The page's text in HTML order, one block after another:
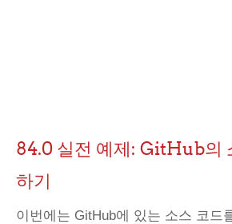
84.0 실전 예제: GitHub의
하기
이번에는 GitHub에 있는 소스 코드